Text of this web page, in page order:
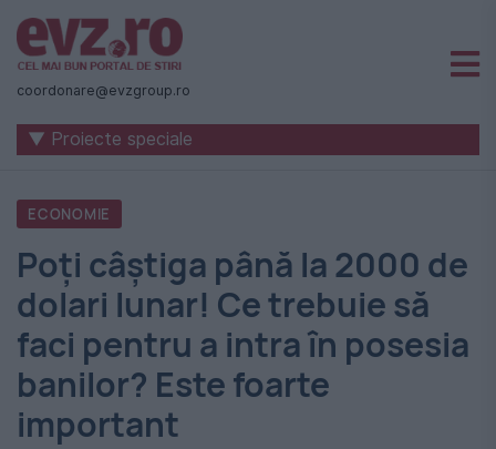
Știri
naționale
internaționale
România
-
Evenimentul
Zilei
coordonare@evzgroup.ro
▼ Proiecte speciale
ECONOMIE
Poți câștiga până la 2000 de
dolari lunar! Ce trebuie să
faci pentru a intra în posesia
banilor? Este foarte
important